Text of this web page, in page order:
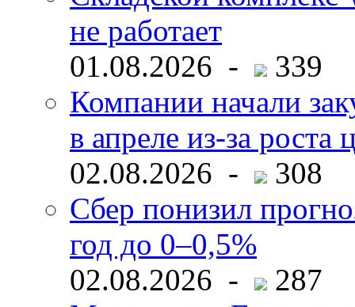
не работает
01.08.2026 -
339
Компании начали
в апреле из-за роста
02.08.2026 -
308
Сбер понизил
год до 0–0,5%
02.08.2026 -
287